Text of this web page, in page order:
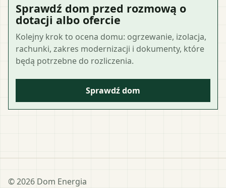
Sprawdź dom przed rozmową o
dotacji albo ofercie
Kolejny krok to ocena domu: ogrzewanie, izolacja,
rachunki, zakres modernizacji i dokumenty, które
będą potrzebne do rozliczenia.
Sprawdź dom
©2026 Dom Energia